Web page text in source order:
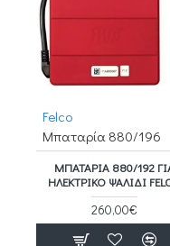
Felco
Μπαταρία 880/196
ΜΠΑΤΑΡΊΑ 880/192
ΗΛΕΚΤΡΙΚΌ ΨΑΛΊΔΙ
260,00€